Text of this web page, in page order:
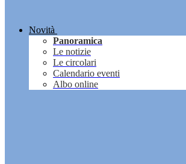
Novità
Panoramica
Le notizie
Le circolari
Calendario eventi
Albo online